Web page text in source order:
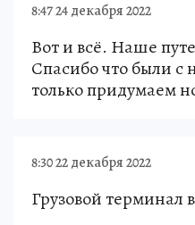
8:47 24 декабря 2022
Вот и всё. Наше
Спасибо что были с
только придумаем
8:30 22 декабря 2022
Грузовой терминал